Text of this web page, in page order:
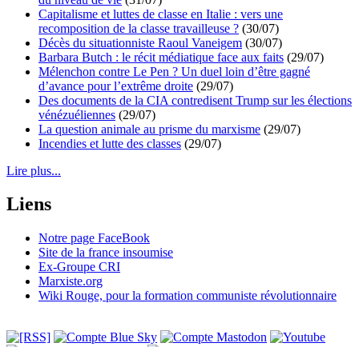
Capitalisme et luttes de classe en Italie : vers une
recomposition de la classe travailleuse ? (30/07)
Décès du situationniste Raoul Vaneigem (30/07)
Barbara Butch : le récit médiatique face aux faits (29/07)
Mélenchon contre Le Pen ? Un duel loin d’être gagné
d’avance pour l’extrême droite (29/07)
Des documents de la CIA contredisent Trump sur les élections
vénézuéliennes (29/07)
La question animale au prisme du marxisme (29/07)
Incendies et lutte des classes (29/07)
Lire plus...
Liens
Notre page FaceBook
Site de la france insoumise
Ex-Groupe CRI
Marxiste.org
Wiki Rouge, pour la formation communiste révolutionnaire